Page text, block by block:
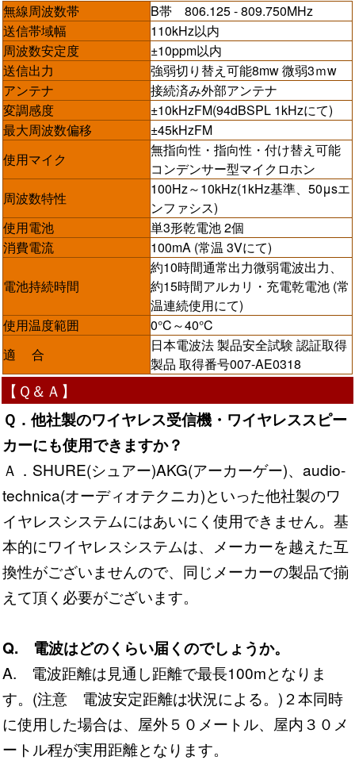
無線周波数帯
B帯 806.125 - 809.750MHz
送信帯域幅
110kHz以内
周波数安定度
±10ppm以内
送信出力
強弱切り替え可能8mw 微弱3ｍw
アンテナ
接続済み外部アンテナ
変調感度
±10kHzFM(94dBSPL 1kHzにて)
最大周波数偏移
±45kHzFM
使用マイク
無指向性・指向性・付け替え可能
コンデンサー型マイクロホン
周波数特性
100Hz～10kHz(1kHz基準、50μsエ
ンファシス)
使用電池
単3形乾電池 2個
消費電流
100mA (常温 3Vにて)
電池持続時間
約10時間通常出力微弱電波出力、
約15時間アルカリ・充電乾電池 (常
温連続使用にて)
使用温度範囲
0°C～40°C
適 合
日本電波法 製品安全試験 認証取得
製品 取得番号007-AE0318
【Ｑ＆Ａ】
Ｑ．他社製のワイヤレス受信機・ワイヤレススピー
カーにも使用できますか？
Ａ．SHURE(シュアー)AKG(アーカーゲー)、audio-
technica(オーディオテクニカ)といった他社製のワ
イヤレスシステムにはあいにく使用できません。基
本的にワイヤレスシステムは、メーカーを越えた互
換性がございませんので、同じメーカーの製品で揃
えて頂く必要がございます。
Q. 電波はどのくらい届くのでしょうか。
A. 電波距離は見通し距離で最長100mとなりま
す。(注意 電波安定距離は状況による。)２本同時
に使用した場合は、屋外５０メートル、屋内３０メ
ートル程が実用距離となります。